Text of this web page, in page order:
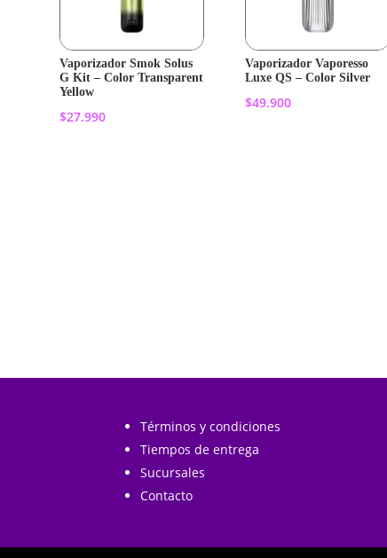
Vaporizador Smok Solus
G Kit – Color Transparent
Yellow
$27.990
Vaporizador Vaporesso
Luxe QS – Color Silver
$49.900
Términos y condiciones
Tiempos de entrega
Sucursales
Contacto